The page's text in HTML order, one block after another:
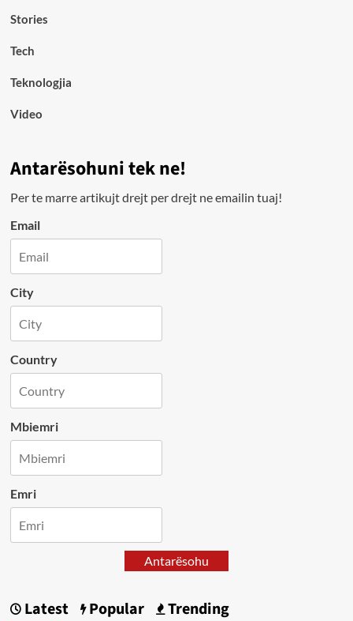
Stories
Tech
Teknologjia
Video
Antarësohuni tek ne!
Per te marre artikujt drejt per drejt ne emailin tuaj!
Email
City
Country
Mbiemri
Emri
Antarësohu
Latest Popular Trending